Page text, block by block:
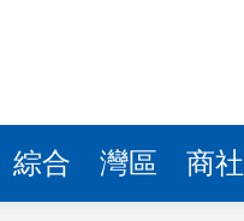
綜合 灣區 商社